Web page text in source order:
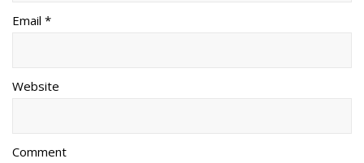
Email *
Website
Comment